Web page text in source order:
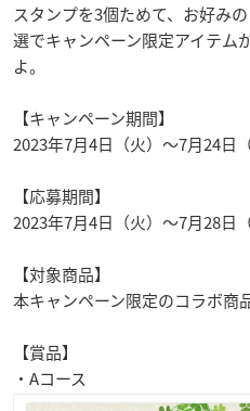
スタンプを3個ためて、お好み
選でキャンペーン限定アイテム
よ。
【キャンペーン期間】
2023年7月4日（火）～7月24日
【応募期間】
2023年7月4日（火）～7月28日
【対象商品】
本キャンペーン限定のコラボ商
【賞品】
・Aコース